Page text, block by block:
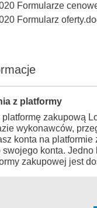
Formularze
Formularz
z platformy
zakupową
wykonawców,
konta na
swojego konta.
zakupowej jest